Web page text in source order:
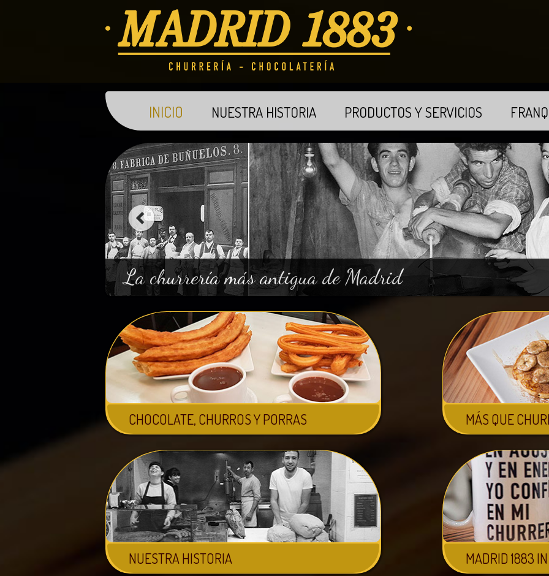
INICIO NUESTRA HISTORIA PRODUCTOS Y SERVICIOS
La churrería más antigua de Madrid
CHOCOLATE, CHURROS Y PORRAS MÁS QUE
NUESTRA HISTORIA MADRID 1883